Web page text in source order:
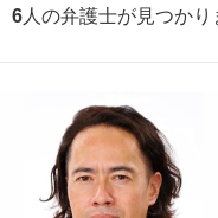
6 人の弁護士が見つかり